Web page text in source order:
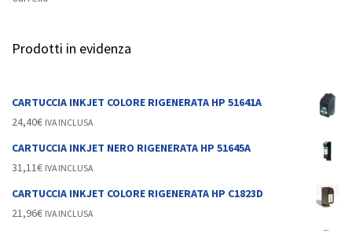
Prodotti in evidenza
CARTUCCIA INKJET COLORE RIGENERATA HP 51641A
24,40€ IVA INCLUSA
CARTUCCIA INKJET NERO RIGENERATA HP 51645A
31,11€ IVA INCLUSA
CARTUCCIA INKJET COLORE RIGENERATA HP C1823D
21,96€ IVA INCLUSA